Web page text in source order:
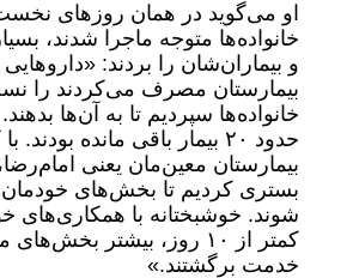
او می‌گوید در همان روزهای
خانواده‌ها متوجه ماجرا شدند،
و بیماران‌شان را بردند: «داروهایی
بیمارستان مصرف می‌کردند را
خانواده‌ها سپردیم تا به آن‌ها
حدود ۲۰ بیمار باقی مانده بودند.
بیمارستان معین‌مان یعنی امام‌رضا،
بستری کردیم تا بخش‌های خودمان
شوند. خوشبختانه با همکاری‌های
کمتر از ۱۰ روز، بیشتر
خدمت برگشتند.»